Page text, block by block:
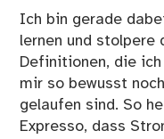
Ich bin gerade
lernen und stolpere
Definitionen, die
mir so bewusst
gelaufen sind. So
Expresso, dass